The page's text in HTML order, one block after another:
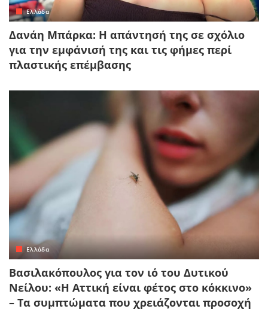
Ελλάδα
Δανάη Μπάρκα: Η απάντησή της σε σχόλιο
για την εμφάνισή της και τις φήμες περί
πλαστικής επέμβασης
Ελλάδα
Βασιλακόπουλος για τον ιό του Δυτικού
Νείλου: «Η Αττική είναι φέτος στο κόκκινο»
– Τα συμπτώματα που χρειάζονται προσοχή